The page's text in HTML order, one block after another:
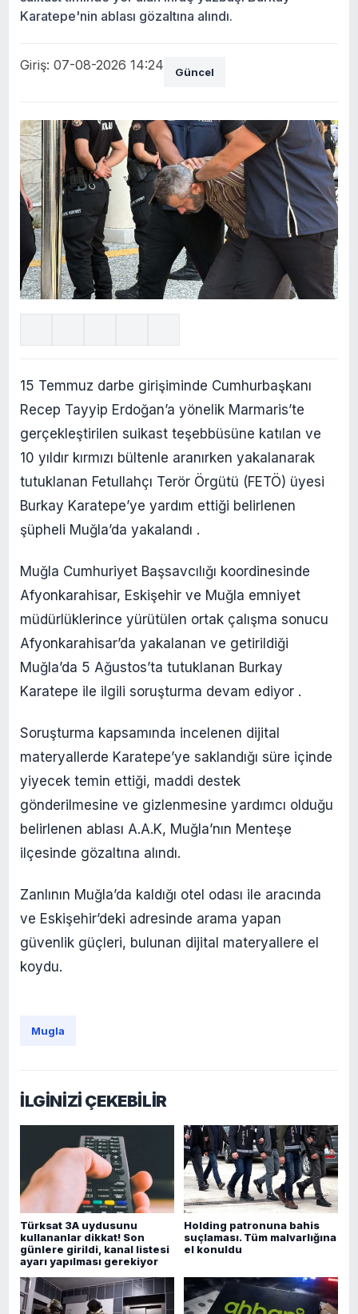
Karatepe'nin ablası gözaltına alındı.
Giriş: 07-08-2026 14:24 Güncel
15 Temmuz darbe girişiminde Cumhurbaşkanı
Recep Tayyip Erdoğan’a yönelik Marmaris’te
gerçekleştirilen suikast teşebbüsüne katılan ve
10 yıldır kırmızı bültenle aranırken yakalanarak
tutuklanan Fetullahçı Terör Örgütü (FETÖ) üyesi
Burkay Karatepe’ye yardım ettiği belirlenen
şüpheli Muğla’da yakalandı .
Muğla Cumhuriyet Başsavcılığı koordinesinde
Afyonkarahisar, Eskişehir ve Muğla emniyet
müdürlüklerince yürütülen ortak çalışma sonucu
Afyonkarahisar’da yakalanan ve getirildiği
Muğla’da 5 Ağustos’ta tutuklanan Burkay
Karatepe ile ilgili soruşturma devam ediyor .
Soruşturma kapsamında incelenen dijital
materyallerde Karatepe’ye saklandığı süre içinde
yiyecek temin ettiği, maddi destek
gönderilmesine ve gizlenmesine yardımcı olduğu
belirlenen ablası A.A.K, Muğla’nın Menteşe
ilçesinde gözaltına alındı.
Zanlının Muğla’da kaldığı otel odası ile aracında
ve Eskişehir’deki adresinde arama yapan
güvenlik güçleri, bulunan dijital materyallere el
koydu.
Mugla
İLGİNİZİ ÇEKEBİLİR
Türksat 3A uydusunu
kullananlar dikkat! Son
günlere girildi, kanal listesi
ayarı yapılması gerekiyor
Holding patronuna bahis
suçlaması. Tüm malvarlığına
el konuldu